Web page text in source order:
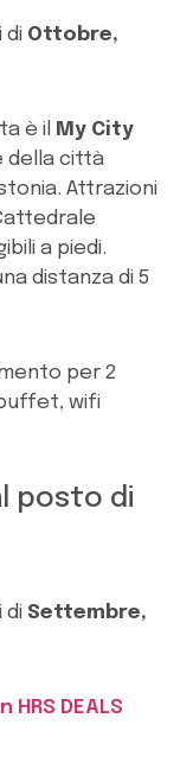
di Ottobre,
è il
My City
della città
Attrazioni
a piedi.
distanza di 5
per 2
wifi
posto di
di Settembre,
DEALS